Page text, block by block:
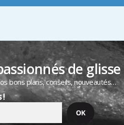
de glisse
bons plans, conseils, nouveautés…
!